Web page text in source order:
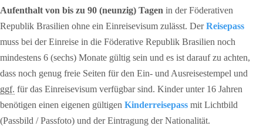
Aufenthalt von bis zu 90 (neunzig) Tagen in der Föderativen
Republik Brasilien ohne ein Einreisevisum zulässt. DerReisepass
muss bei der Einreise in die Föderative Republik Brasilien noch
mindestens 6 (sechs) Monate gültig sein und es ist darauf zu achten,
dass noch genug freie Seiten für den Ein- und Ausreisestempel und
ggf. für das Einreisevisum verfügbar sind. Kinder unter 16 Jahren
benötigen einen eigenen gültigen Kinderreisepass mit Lichtbild
(Passbild / Passfoto) und der Eintragung der Nationalität.